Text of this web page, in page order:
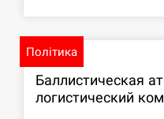
Політика
Баллистическая
логистический